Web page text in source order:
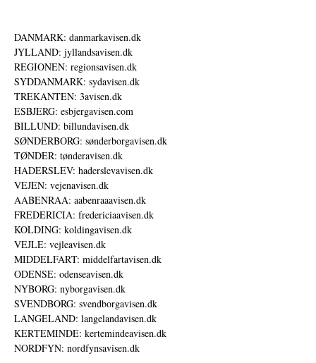
DANMARK: danmarkavisen.dk
JYLLAND: jyllandsavisen.dk
REGIONEN: regionsavisen.dk
SYDDANMARK: sydavisen.dk
TREKANTEN: 3avisen.dk
ESBJERG: esbjergavisen.com
BILLUND: billundavisen.dk
SØNDERBORG: sønderborgavisen.dk
TØNDER: tønderavisen.dk
HADERSLEV: haderslevavisen.dk
VEJEN: vejenavisen.dk
AABENRAA: aabenraaavisen.dk
FREDERICIA: fredericiaavisen.dk
KOLDING: koldingavisen.dk
VEJLE: vejleavisen.dk
MIDDELFART: middelfartavisen.dk
ODENSE: odenseavisen.dk
NYBORG: nyborgavisen.dk
SVENDBORG: svendborgavisen.dk
LANGELAND: langelandavisen.dk
KERTEMINDE: kertemindeavisen.dk
NORDFYN: nordfynsavisen.dk